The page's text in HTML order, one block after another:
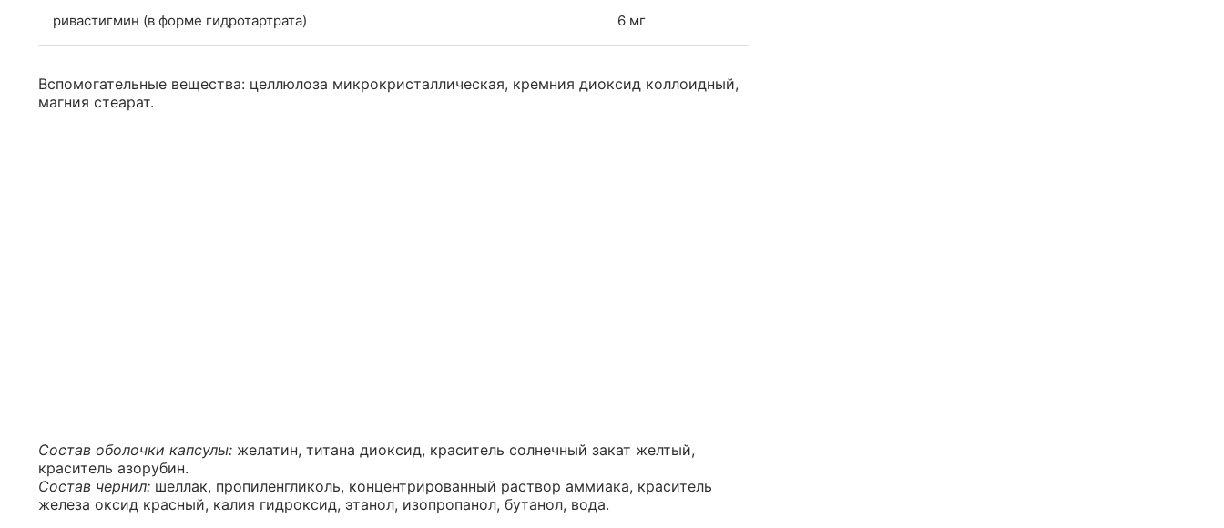
ривастигмин (в форме гидротартрата) 6 мг
Вспомогательные вещества: целлюлоза микрокристаллическая, кремния диоксид коллоидный,
магния стеарат.
Состав оболочки капсулы: желатин, титана диоксид, краситель солнечный закат желтый,
краситель азорубин.
Состав чернил: шеллак, пропиленгликоль, концентрированный раствор аммиака, краситель
железа оксид красный, калия гидроксид, этанол, изопропанол, бутанол, вода.